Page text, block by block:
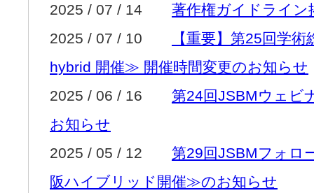
2025 / 07 / 14 著作権ガイドライン
2025 / 07 / 10
【重要】第25回学
hybrid 開催≫ 開催時間変更のお知らせ
2025 / 06 / 16 第24回JSBMウェビ
お知らせ
2025 / 05 / 12 第29回JSBMフォロ
阪ハイブリッド開催≫のお知らせ